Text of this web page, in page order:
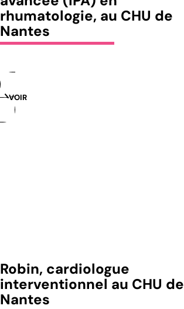
rhumatologie, au CHU de
Nantes
VOIR
Robin, cardiologue
interventionnel au CHU de
Nantes